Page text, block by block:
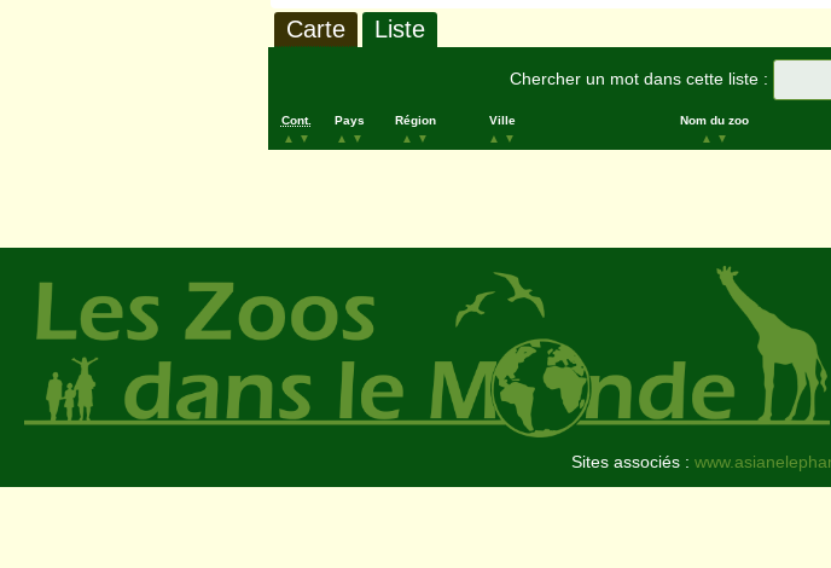
Carte Liste
Chercher un mot dans cette liste :
Cont.
▲
▼
Pays
▲
▼
Région
▲
▼
Ville
▲
▼
Nom du zoo
▲
▼
Sites associés :